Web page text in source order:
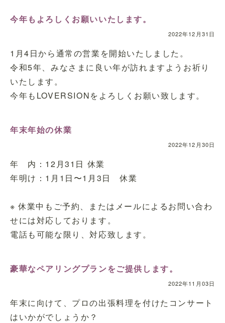
今年もよろしくお願いいたします。
2022年12月31日
1月4日から通常の営業を開始いたしました。
令和5年、みなさまに良い年が訪れますようお祈り
いたします。
今年もLOVERSIONをよろしくお願い致します。
年末年始の休業
2022年12月30日
年 内：12月31日 休業
年明け：1月1日〜1月3日 休業
※ 休業中もご予約、またはメールによるお問い合わ
せには対応しております。
電話も可能な限り、対応致します。
豪華なペアリングプランをご提供します。
2022年11月03日
年末に向けて、プロの出張料理を付けたコンサート
はいかがでしょうか？